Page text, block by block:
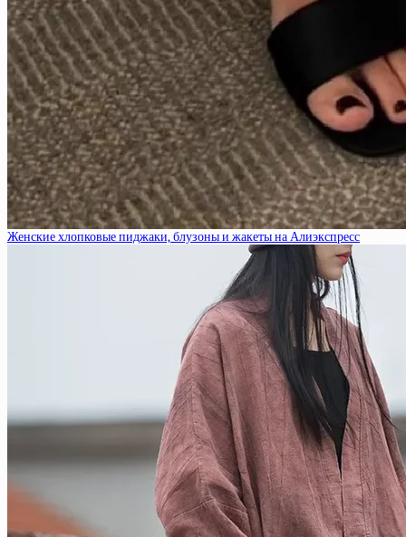
Женские хлопковые пиджаки, блузоны и жакеты на Алиэкспресс